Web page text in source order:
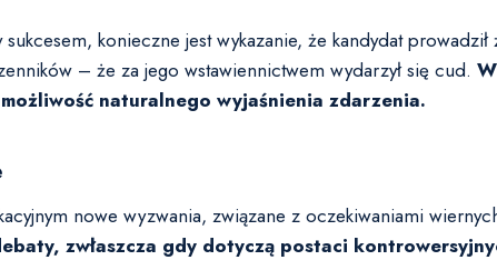
konieczne jest wykazanie, że kandydat
– że za jego wstawiennictwem wydarzył się cud.
naturalnego wyjaśnienia zdarzenia.
nowe wyzwania, związane z oczekiwaniami
zwłaszcza gdy dotyczą postaci